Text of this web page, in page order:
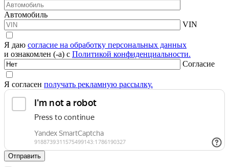
Автомобиль
VIN
Я даю согласие на обработку персональных данных
и ознакомлен (-а) с Политикой конфиденциальности.
Согласие
Я согласен получать рекламную рассылку.